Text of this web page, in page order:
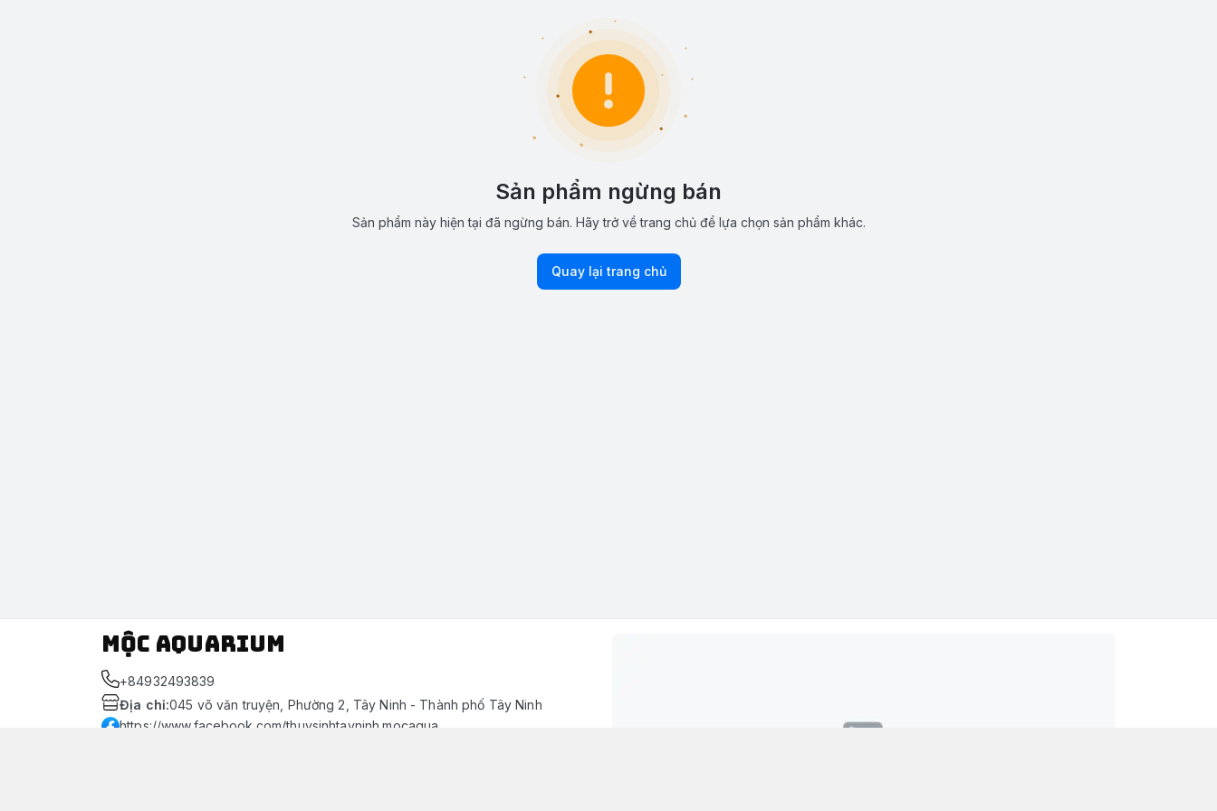
Sản phẩm ngừng bán
Sản phẩm này hiện tại đã ngừng bán. Hãy trở về trang chủ để lựa chọn sản phẩm khác.
Quay lại trang chủ
Mộc Aquarium
+84932493839
Địa chỉ:045 võ văn truyện, Phường 2, Tây Ninh - Thành phố Tây Ninh
https://www.facebook.com/thuysinhtayninh.mocaqua